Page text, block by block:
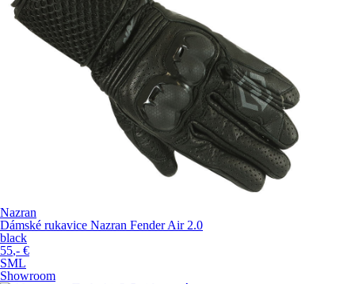
Nazran
Dámské rukavice Nazran Fender Air 2.0
black
55,- €
SML
Showroom